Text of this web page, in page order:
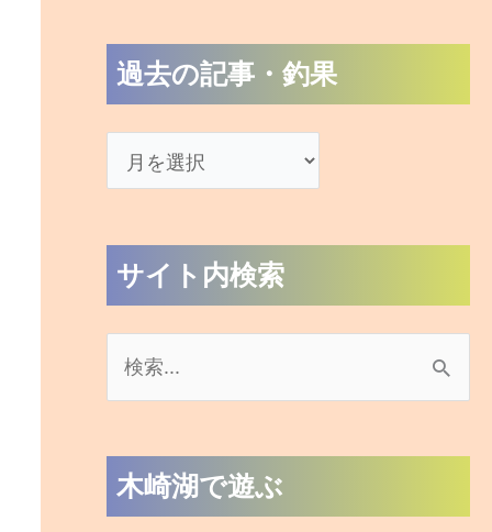
過去の記事・釣果
サイト内検索
検
対
象
木崎湖で遊ぶ